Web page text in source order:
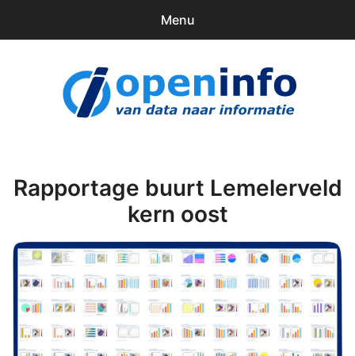
Menu
Downloads
Rapportage buurt Lemelerveld
kern oost